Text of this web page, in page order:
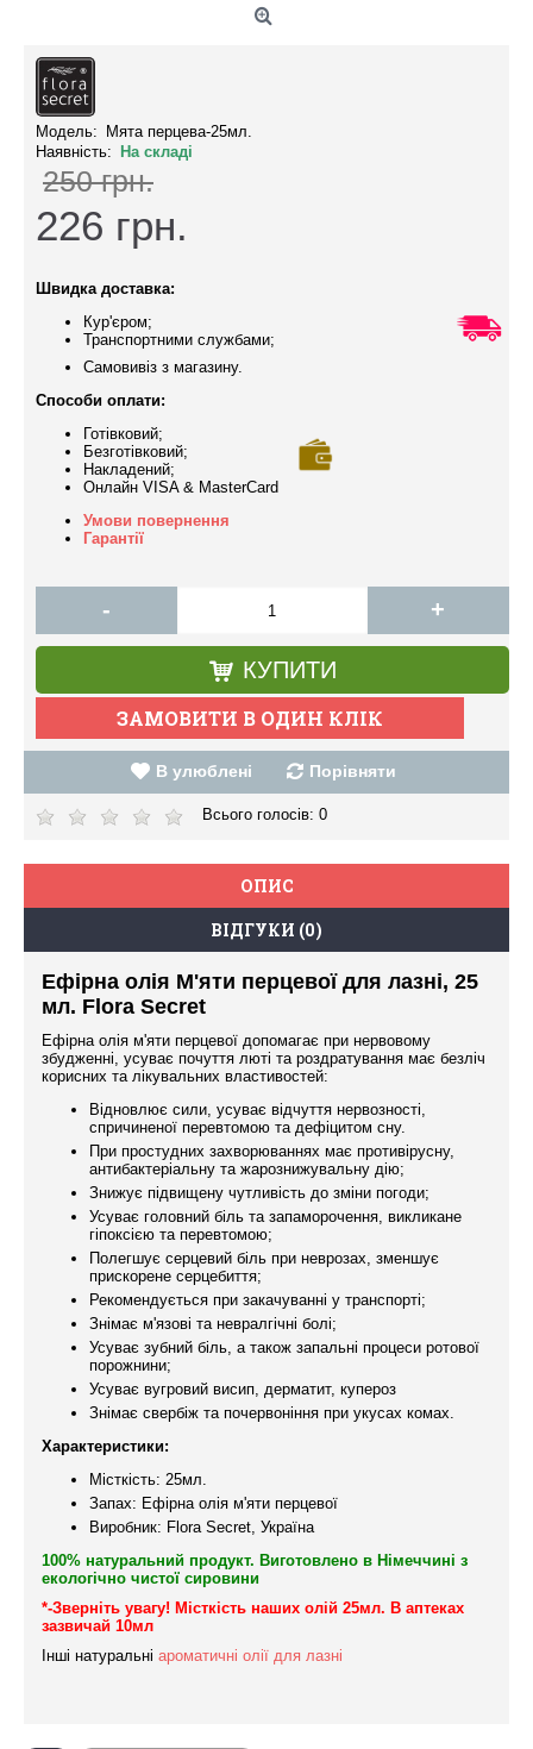
Модель:
Мята перцева-25мл.
Наявність:
На складі
250 грн.
226 грн.
Швидка доставка:
Кур'єром;
Транспортними службами;
Самовивіз з магазину.
Способи оплати:
Готівковий;
Безготівковий;
Накладений;
Онлайн VISA & MasterCard
Умови повернення
Гарантії
- +
КУПИТИ
В улюблені Порівняти
Всього голосів: 0
ОПИС
ВІДГУКИ (0)
Ефірна олія М'яти перцевої для лазні, 25
мл. Flora Secret
Ефірна олія м'яти перцевої допомагає при нервовому
збудженні, усуває почуття люті та роздратування має безліч
корисних та лікувальних властивостей:
Відновлює сили, усуває відчуття нервозності,
спричиненої перевтомою та дефіцитом сну.
При простудних захворюваннях має противірусну,
антибактеріальну та жарознижувальну дію;
Знижує підвищену чутливість до зміни погоди;
Усуває головний біль та запаморочення, викликане
гіпоксією та перевтомою;
Полегшує серцевий біль при неврозах, зменшує
прискорене серцебиття;
Рекомендується при закачуванні у транспорті;
Знімає м'язові та невралгічні болі;
Усуває зубний біль, а також запальні процеси ротової
порожнини;
Усуває вугровий висип, дерматит, купероз
Знімає свербіж та почервоніння при укусах комах.
Характеристики:
Місткість: 25мл.
Запах: Ефірна олія м'яти перцевої
Виробник: Flora Secret, Україна
100% натуральний продукт. Виготовлено в Німеччині з
екологічно чистої сировини
*-Зверніть увагу! Місткість наших олій 25мл. В аптеках
зазвичай 10мл
Інші натуральні ароматичні олії для лазні